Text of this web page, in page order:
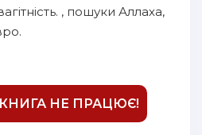
, пошуки Аллаха,
НЕ ПРАЦЮЄ!